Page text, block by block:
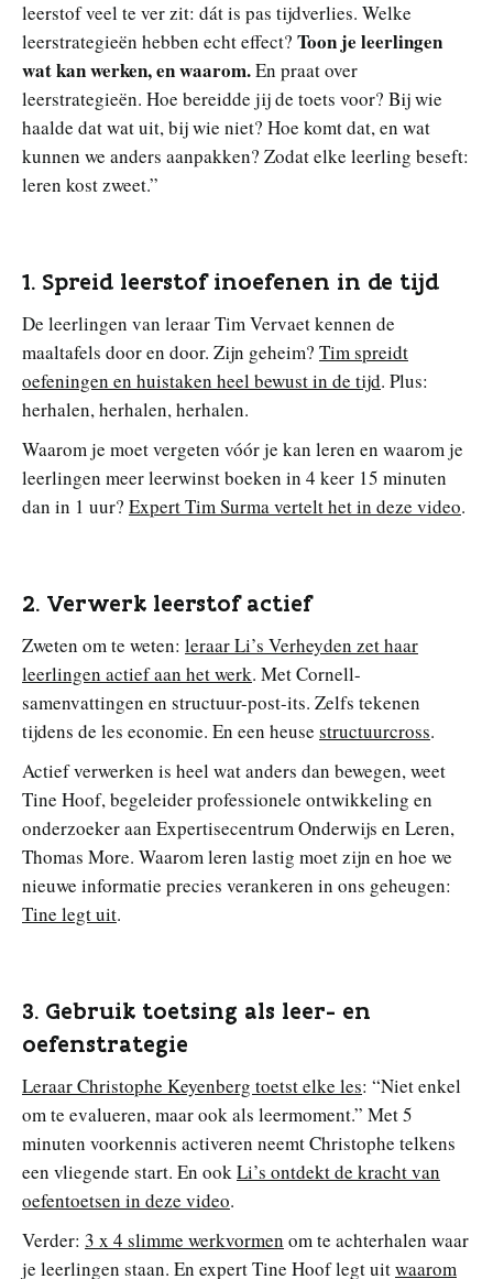
leerstof veel te ver zit: dát is pas tijdverlies. Welke
leerstrategieën hebben echt effect? Toon je leerlingen
wat kan werken, en waarom.En praat over
leerstrategieën. Hoe bereidde jij de toets voor? Bij wie
haalde dat wat uit, bij wie niet? Hoe komt dat, en wat
kunnen we anders aanpakken? Zodat elke leerling beseft:
leren kost zweet.”
1. Spreid leerstof inoefenen in de tijd
De leerlingen van leraar Tim Vervaet kennen de
maaltafels door en door. Zijn geheim? Tim spreidt
oefeningen en huistaken heel bewust in de tijd. Plus:
herhalen, herhalen, herhalen.
Waarom je moet vergeten vóór je kan leren en waarom je
leerlingen meer leerwinst boeken in 4 keer 15 minuten
dan in 1 uur? Expert Tim Surma vertelt het in deze video.
2. Verwerk leerstof actief
Zweten om te weten: leraar Li’s Verheyden zet haar
leerlingen actief aan het werk. Met Cornell-
samenvattingen en structuur-post-its. Zelfs tekenen
tijdens de les economie. En een heuse structuurcross.
Actief verwerken is heel wat anders dan bewegen, weet
Tine Hoof, begeleider professionele ontwikkeling en
onderzoeker aan Expertisecentrum Onderwijs en Leren,
Thomas More. Waarom leren lastig moet zijn en hoe we
nieuwe informatie precies verankeren in ons geheugen:
Tine legt uit.
3. Gebruik toetsing als leer- en
oefenstrategie
Leraar Christophe Keyenberg toetst elke les: “Niet enkel
om te evalueren, maar ook als leermoment.” Met 5
minuten voorkennis activeren neemt Christophe telkens
een vliegende start. En ookLi’s ontdekt de kracht van
oefentoetsen in deze video.
Verder: 3 x 4 slimme werkvormen om te achterhalen waar
je leerlingen staan. En expert Tine Hoof legt uitwaarom